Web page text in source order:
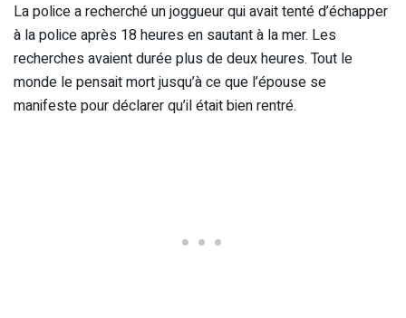
La police a recherché un joggueur qui avait tenté d’échapper
à la police après 18 heures en sautant à la mer. Les
recherches avaient durée plus de deux heures. Tout le
monde le pensait mort jusqu’à ce que l’épouse se
manifeste pour déclarer qu’il était bien rentré.